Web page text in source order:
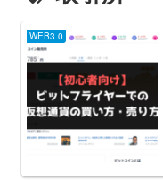
WEB3.0